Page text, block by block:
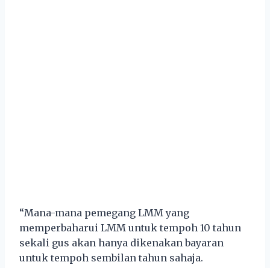
“Mana-mana pemegang LMM yang
memperbaharui LMM untuk tempoh 10 tahun
sekali gus akan hanya dikenakan bayaran
untuk tempoh sembilan tahun sahaja.